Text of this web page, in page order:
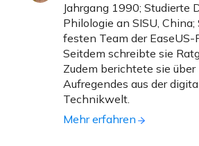
Jahrgang 1990; Studierte
Philologie an SISU,
festen Team der EaseUS-
Seitdem schreibte sie
Zudem berichtete sie über
Aufregendes aus der
Technikwelt.
Mehr erfahren